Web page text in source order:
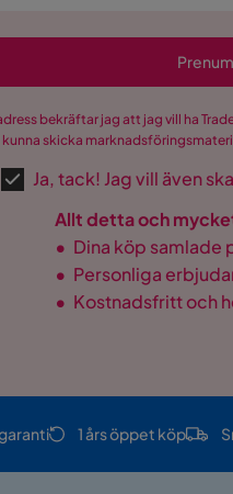
bekräftar jag att jag vill ha
skicka
Ja, tack! Jag vill även
Allt detta och
• Dina köp samlade
• Personliga
• Kostnadsfritt och
1 års öppet köp